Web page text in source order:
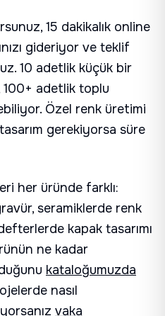
15 dakikalık online
gideriyor ve teklif
10 adetlik küçük bir
100+ adetlik toplu
Özel renk üretimi
gerekiyorsa süre
her üründe farklı:
seramiklerde renk
kapak tasarımı
ne kadar
kataloğumuzda
nasıl
vaka